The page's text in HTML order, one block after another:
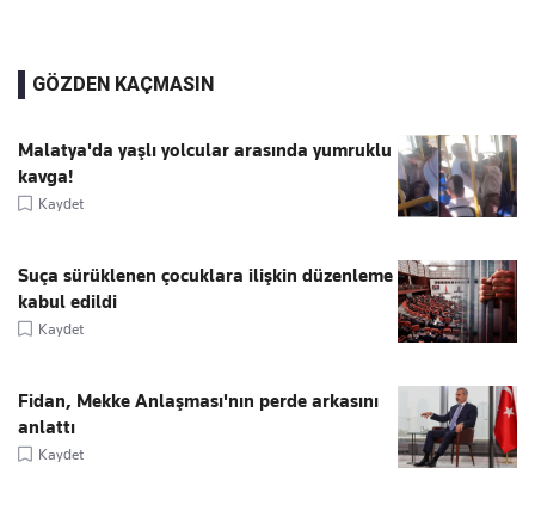
GÖZDEN KAÇMASIN
Malatya'da yaşlı yolcular arasında yumruklu
kavga!
Kaydet
Suça sürüklenen çocuklara ilişkin düzenleme
kabul edildi
Kaydet
Fidan, Mekke Anlaşması'nın perde arkasını
anlattı
Kaydet